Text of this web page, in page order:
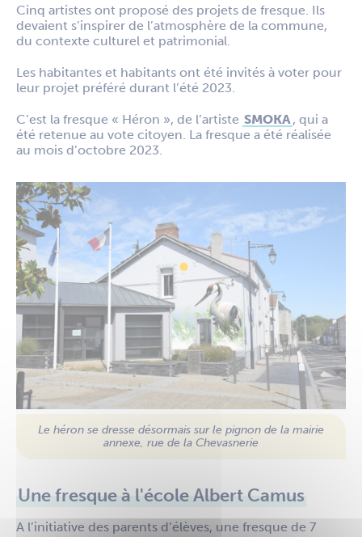
Cinq artistes ont proposé des projets de fresque. Ils
devaient s’inspirer de l’atmosphère de la commune,
du contexte culturel et patrimonial.
Les habitantes et habitants ont été invités à voter pour
leur projet préféré durant l’été 2023.
C’est la fresque « Héron », de l’artiste SMOKA, qui a
été retenue au vote citoyen. La fresque a été réalisée
au mois d’octobre 2023.
Le héron se dresse désormais sur le pignon de la mairie
annexe, rue de la Chevasnerie
Une fresque à l'école Albert Camus
A l’initiative des parents d’élèves, une fresque de 7